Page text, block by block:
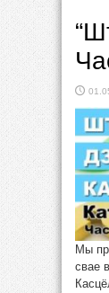
Мы
свае